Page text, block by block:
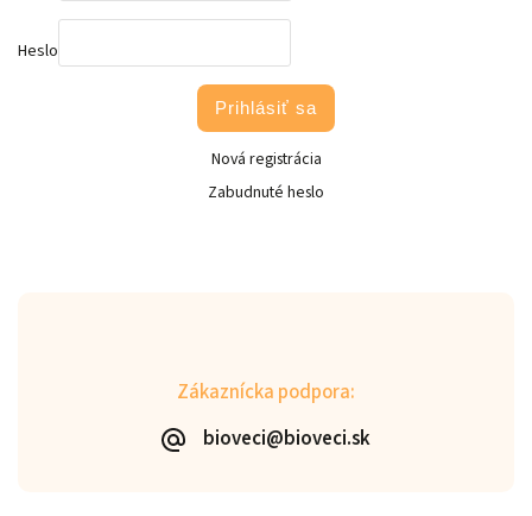
Zákaznícka podpora:
bioveci@bioveci.sk
Heslo
Prihlásiť sa
Nová registrácia
Zabudnuté heslo